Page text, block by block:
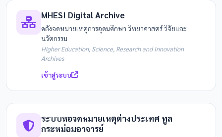
MHESI Digital Archive
คลังจดหมายเหตุการอุดมศึกษา วิทยาศาสตร์ วิจัยและ
นวัตกรรม
Higher Education, Science, Research and Innovation
Archives
เข้าสู่ระบบ
ระบบหอจดหมายเหตุต่างประเทศ ทูล
กระหม่อมอาจารย์